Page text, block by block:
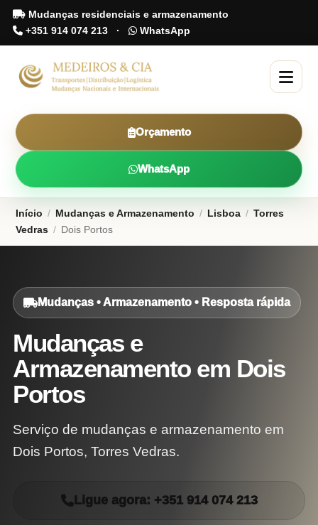
Mudanças residenciais e armazenamento
+351 914 074 213 · WhatsApp
Orçamento
WhatsApp
Início / Mudanças e Armazenamento / Lisboa / Torres
Vedras / Dois Portos
Mudanças • Armazenamento • Resposta rápida
Mudanças e
Armazenamento em Dois
Portos
Serviço de mudanças e armazenamento em
Dois Portos, Torres Vedras.
Ligue agora: +351 914 074 213